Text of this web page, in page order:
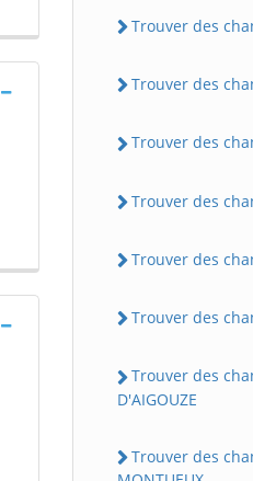
Trouver des
Trouver des
Trouver des
Trouver des
Trouver des
Trouver des
Trouver des
D'AIGOUZE
Trouver des